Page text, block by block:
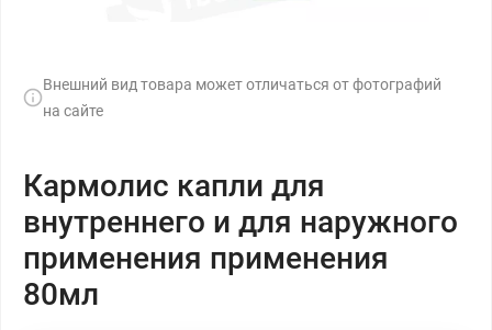
Внешний вид товара может отличаться от фотографий
на сайте
Кармолис капли для
внутреннего и для наружного
применения применения
80мл